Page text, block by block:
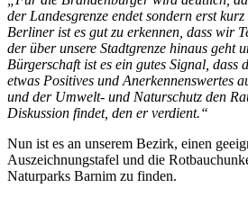
der Landesgrenze endet sondern erst
Berliner ist es gut zu erkennen, dass wir
der über unsere Stadtgrenze hinaus geht
Bürgerschaft ist es ein gutes Signal, dass
etwas Positives und Anerkennenswertes
und der Umwelt- und Naturschutz den
Diskussion findet, den er verdient.“
Nun ist es an unserem Bezirk, einen
Auszeichnungstafel und die
Naturparks Barnim zu finden.